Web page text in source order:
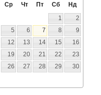
Ср Чт Пт Сб
Нд
1
2
5 6 7 8
9
12 13 14 15
16
19 20 21 22
23
26 27 28 29
30